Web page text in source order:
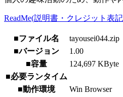
ReadMe(説明書・クレジット表
■ファイル名
tayousei044.zip
■バージョン
1.00
■容量
124,697 KByte
■必要ランタイム
■動作環境
Win Browser